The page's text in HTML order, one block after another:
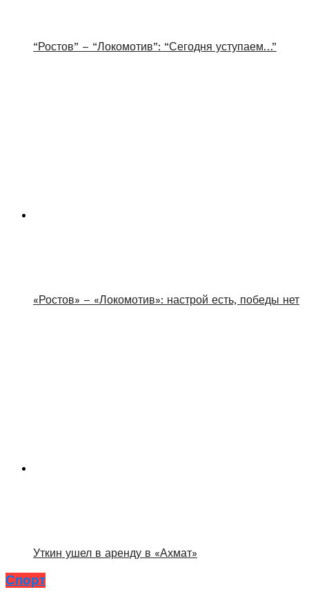
“Ростов” – “Локомотив”: “Сегодня уступаем…”
«Ростов» – «Локомотив»: настрой есть, победы нет
Уткин ушел в аренду в «Ахмат»
Спорт